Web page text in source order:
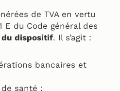
de TVA en vertu
E du Code général des
dispositif. Il s’agit :
bancaires et
santé ;